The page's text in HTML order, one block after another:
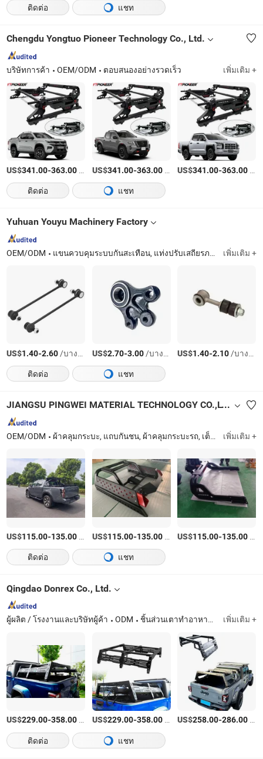
ติดต่อ
แชท
Chengdu Yongtuo Pioneer Technology Co., Ltd.
บริษัทการค้า OEM/ODM ตอบสนองอย่างรวดเร็ว เพิ่มเติม +
US$341.00-363.00 US$341.00-363.00/เตรียมตัว US$341.00-363.00
ติดต่อ
แชท
Yuhuan Youyu Machinery Factory
OEM/ODM แขนควบคุมระบบกันสะเทือน, แท่งปรับเสถียรภาพ, แท่งพวงมาลัย เพิ่มเติม +
US$1.40-2.60/บางส่วน US$2.70-3.00/บางส่วน US$1.40-2.10/บางส่วน
ติดต่อ
แชท
JIANGSU PINGWEI MATERIAL TECHNOLOGY CO.,LTD
OEM/ODM ผ้าคลุมกระบะ, แถบกันชน, ผ้าคลุมกระบะรถ, เต็นท์บนหลังคา, เต็นท์บนหลังคา, กันชนรถกระบะ, 4X4 แถบกันชน, กันชนยูท เพิ่มเติม +
US$115.00-135.00 US$115.00-135.00/เตรียมตัว US$115.00-135.00
ติดต่อ
แชท
Qingdao Donrex Co., Ltd.
ผู้ผลิต / โรงงานและบริษัทผู้ค้า ODM ชิ้นส่วนเตาทำอาหารพร้อมแผ่นเหล็ก เพิ่มเติม +
US$229.00-358.00 US$229.00-358.00/บางส่วน US$258.00-286.00
ติดต่อ
แชท